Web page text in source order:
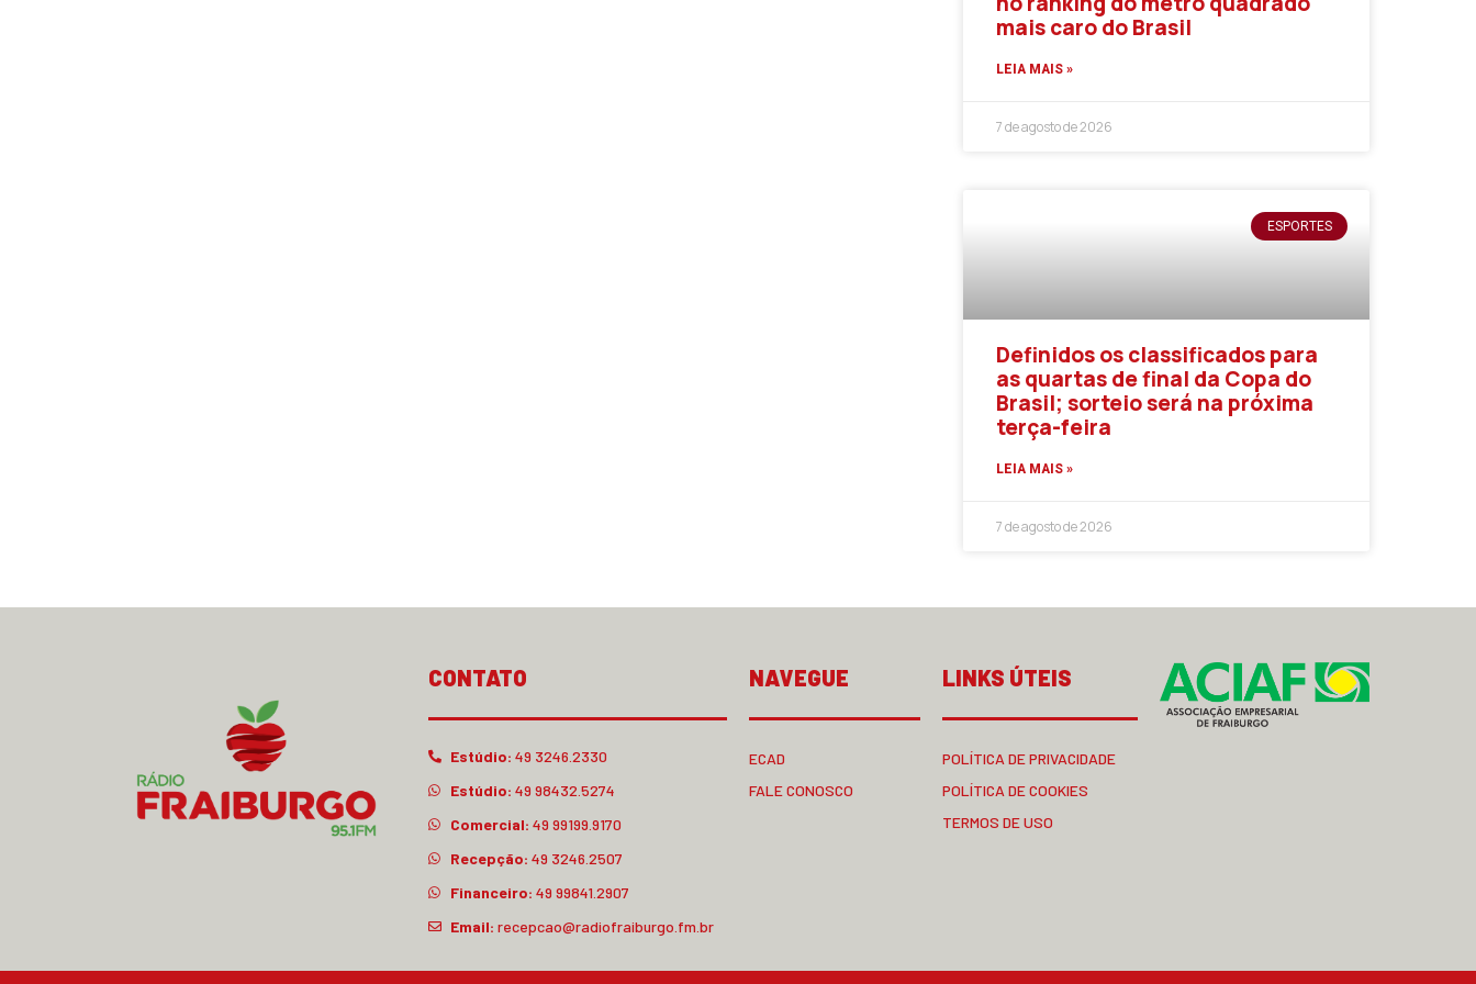
mais caro do Brasil
LEIA MAIS »
7 de agosto de 2026
ESPORTES
Definidos os classificados para
as quartas de final da Copa do
Brasil; sorteio será na próxima
terça-feira
LEIA MAIS »
7 de agosto de 2026
CONTATO
Estúdio: 49 3246.2330
Estúdio: 49 98432.5274
Comercial: 49 99199.9170
Recepção: 49 3246.2507
Financeiro: 49 99841.2907
Email: recepcao@radiofraiburgo.fm.br
NAVEGUE
ECAD
FALE CONOSCO
LINKS ÚTEIS
POLÍTICA DE PRIVACIDADE
POLÍTICA DE COOKIES
TERMOS DE USO